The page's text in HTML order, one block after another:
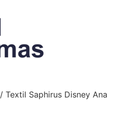
/ Textil Saphirus Disney Ana